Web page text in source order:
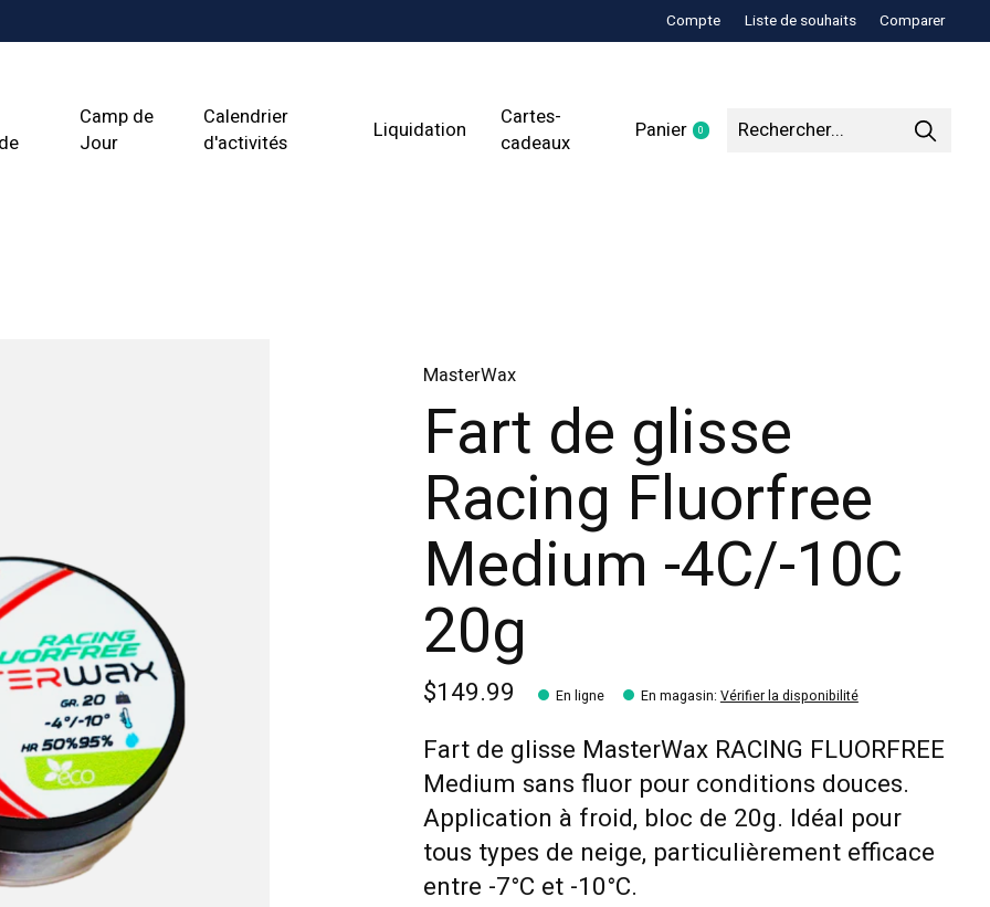
Compte Liste de souhaits Comparer
Camp de
Jour
Calendrier
d'activités
Liquidation
Cartes-
cadeaux
Panier 0items
MasterWax
Fart de glisse
Racing Fluorfree
Medium -4C/-10C
20g
$149.99 En ligne En magasin: Vérifier la disponibilité
Fart de glisse MasterWax RACING FLUORFREE
Medium sans fluor pour conditions douces.
Application à froid, bloc de 20g. Idéal pour
tous types de neige, particulièrement efficace
entre -7°C et -10°C.